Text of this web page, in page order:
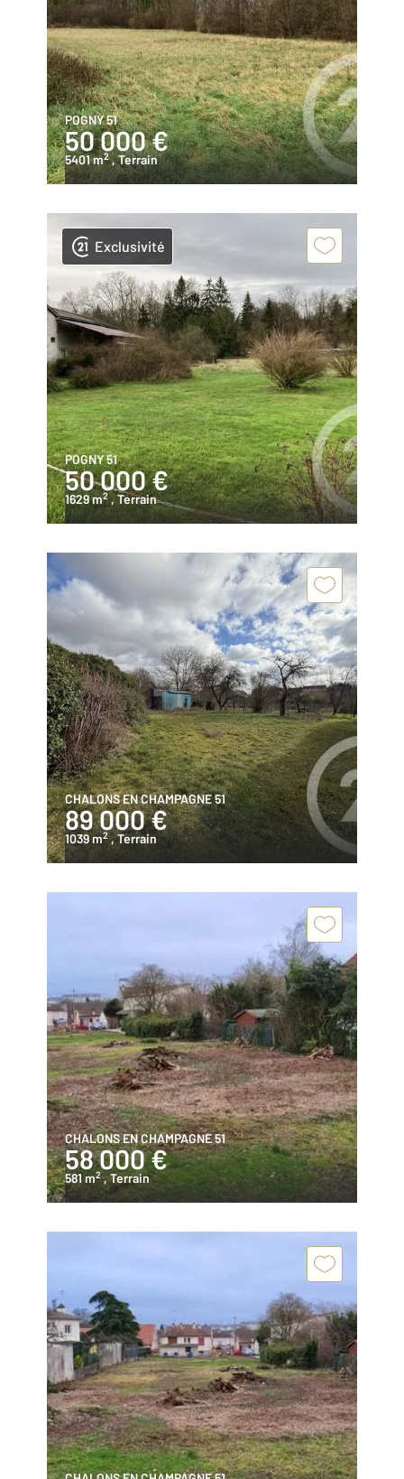
POGNY 51
50 000 €
5401 m2 , Terrain
Exclusivité
POGNY 51
50 000 €
1629 m2 , Terrain
CHALONS EN CHAMPAGNE 51
89 000 €
1039 m2 , Terrain
CHALONS EN CHAMPAGNE 51
58 000 €
581 m2 , Terrain